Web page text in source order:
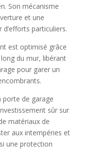
Son mécanisme
et une
particuliers.
est optimisé grâce
du mur, libérant
pour garer un
porte de garage
sûr sur
matériaux de
aux intempéries et
une protection